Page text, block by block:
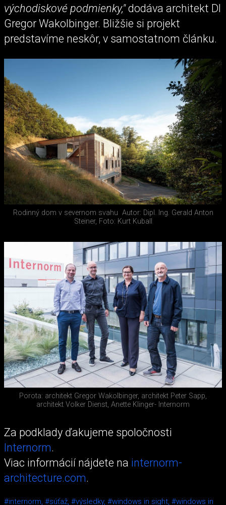
východiskové podmienky,"dodáva architekt DI
Gregor Wakolbinger. Bližšie si projekt
predstavíme neskôr, v samostatnom článku.
Rodinný dom v severnom svahu Autor: Dipl. Ing. Gerald Anton
Steiner, Foto: Kurt Kuball
Porota: architekt Gregor Wakolbinger, architekt Peter Sapp,
architekt Volker Dienst, Anette Klinger- Internorm
Za podklady ďakujeme spoločnosti
Internorm.
Viac informácií nájdete na internorm-
architecture.com.
#internorm, #súťaž, #výsledky, #windows in sight, #windows in